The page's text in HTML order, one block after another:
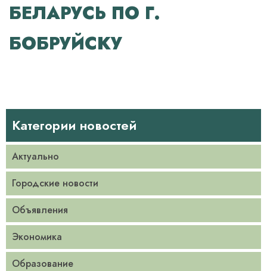
БЕЛАРУСЬ ПО Г.
БОБРУЙСКУ
Категории новостей
Актуально
Городские новости
Объявления
Экономика
Образование